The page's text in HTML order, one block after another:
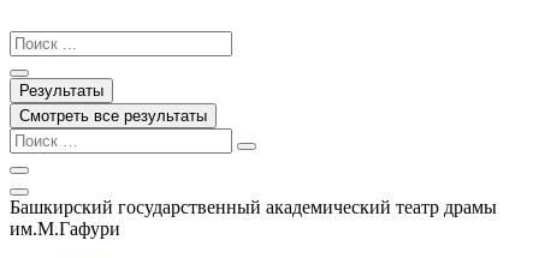
к
содержимому
Search
...
Результаты
Смотреть все результаты
Башкирский государственный академический театр драмы
им.М.Гафури